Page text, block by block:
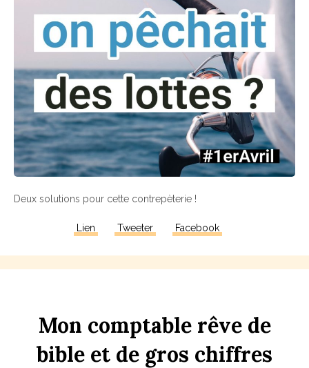
Deux solutions pour cette contrepèterie !
Lien Tweeter Facebook
Mon comptable rêve de
bible et de gros chiffres